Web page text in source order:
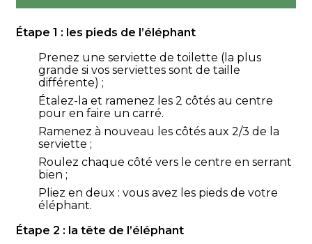
Étape 1 : les pieds de l’éléphant
Prenez une serviette de toilette (la plus
grande si vos serviettes sont de taille
différente) ;
Étalez-la et ramenez les 2 côtés au centre
pour en faire un carré.
Ramenez à nouveau les côtés aux 2/3 de la
serviette ;
Roulez chaque côté vers le centre en serrant
bien ;
Pliez en deux : vous avez les pieds de votre
éléphant.
Étape 2 : la tête de l’éléphant